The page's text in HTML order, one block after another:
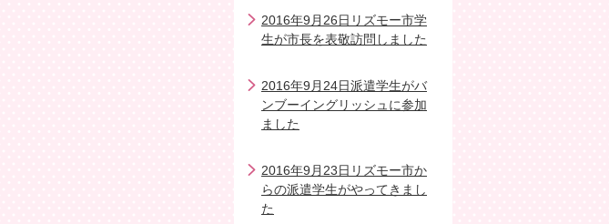
2016年9月26日リズモー市学
生が市長を表敬訪問しました
2016年9月24日派遣学生がバ
ンブーイングリッシュに参加
ました
2016年9月23日リズモー市か
らの派遣学生がやってきまし
た